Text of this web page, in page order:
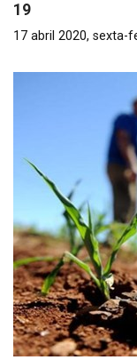
19
17 abril 2020, sexta-